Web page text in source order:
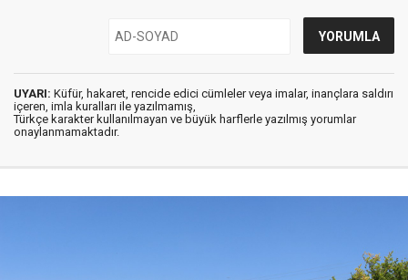
UYARI: Küfür, hakaret, rencide edici cümleler veya imalar, inançlara saldırı
içeren, imla kuralları ile yazılmamış,
Türkçe karakter kullanılmayan ve büyük harflerle yazılmış yorumlar
onaylanmamaktadır.